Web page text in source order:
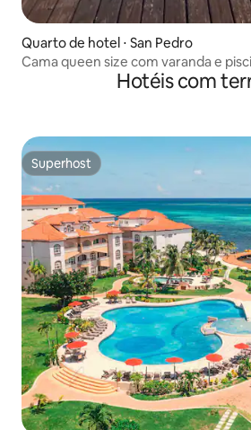
Quarto de hotel ⋅ San Pedro
Cama queen size com varanda e
Hotéis com
Superhost
Superhost